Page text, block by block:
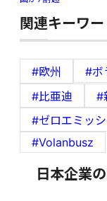
関連キーワー
#欧州 #ボ
#比亜迪
#
#ゼロエミッ
#Volanbusz
日本企業